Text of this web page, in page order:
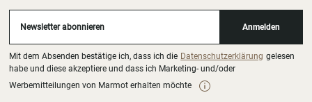
Newsletter abonnieren Anmelden
Mit dem Absenden bestätige ich, dass ich die Datenschutzerklärung gelesen
habe und diese akzeptiere und dass ich Marketing- und/oder
Werbemitteilungen von Marmot erhalten möchte